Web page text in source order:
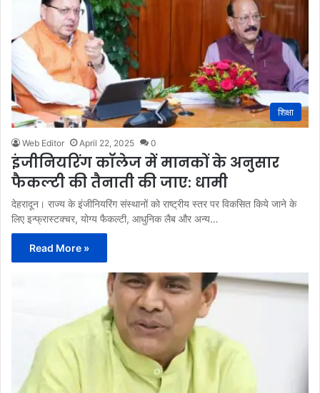
शिक्षा
Web Editor April 22, 2025 0
इंजीनियरिंग कॉलेज में मानकों के अनुसार
फैकल्टी की तैनाती की जाए: धामी
देहरादून। राज्य के इंजीनियरिंग संस्थानों को राष्ट्रीय स्तर पर विकसित किये जाने के
लिए इन्फ्रास्टक्चर, योग्य फैकल्टी, आधुनिक लैब और अन्य…
Read More »